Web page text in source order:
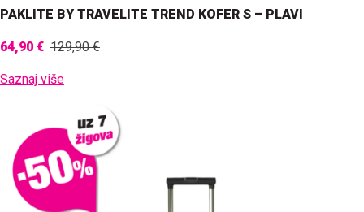
PAKLITE BY TRAVELITE TREND KOFER S – PLAVI
64,90 € 129,90 €
Saznaj više